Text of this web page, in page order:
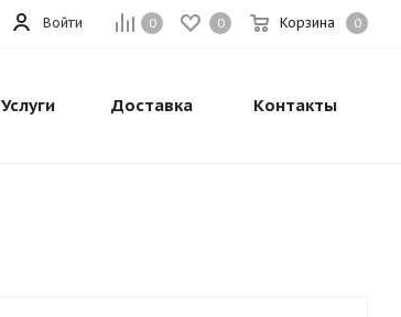
0 0 Корзина 0
Войти
Услуги Доставка Контакты